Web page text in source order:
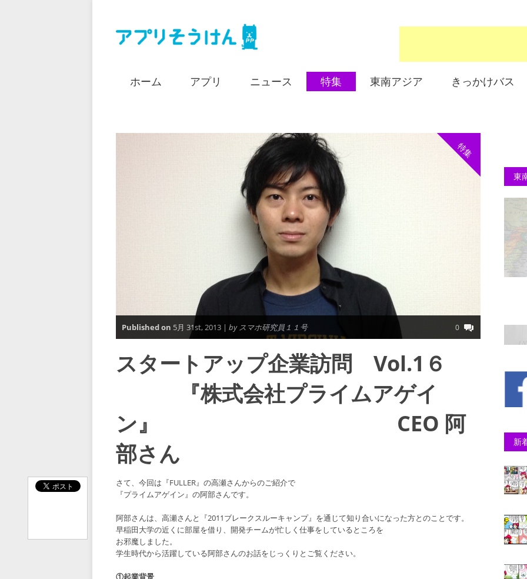
ホーム アプリ ニュース 特集 東南アジア きっかけバス
特集
Published on 5月 31st, 2013 | by スマホ研究員１１号 0
スタートアップ企業訪問 Vol.1６
『株式会社プライムアゲイ
ン』 CEO 阿
部さん
さて、今回は『FULLER』の高瀬さんからのご紹介で
『プライムアゲイン』の阿部さんです。
阿部さんは、高瀬さんと『2011ブレークスルーキャンプ』を通じて知り合いになった方とのことです。
早稲田大学の近くに部屋を借り、開発チームが忙しく仕事をしているところを
お邪魔しました。
学生時代から活躍している阿部さんのお話をじっくりとご覧ください。
①起業背景
東
新